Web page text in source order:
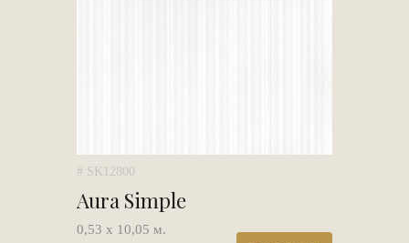
# SK12800
Aura Simple
0,53 х 10,05 м.